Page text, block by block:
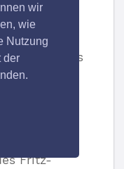
wir
wie
Nutzung
der
gibt es
des
und
Fritz-